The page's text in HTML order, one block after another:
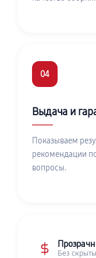
04
Выдача и
Показываем
рекомендации
вопросы.
Без